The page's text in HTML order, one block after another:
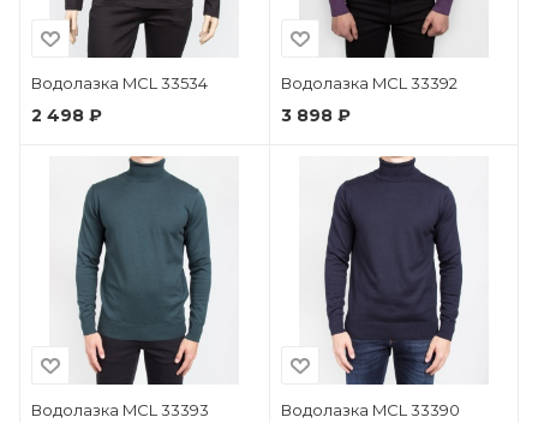
Водолазка MCL 33534
2 498 ₽
Водолазка MCL 33392
3 898 ₽
Водолазка MCL 33393 Водолазка MCL 33390